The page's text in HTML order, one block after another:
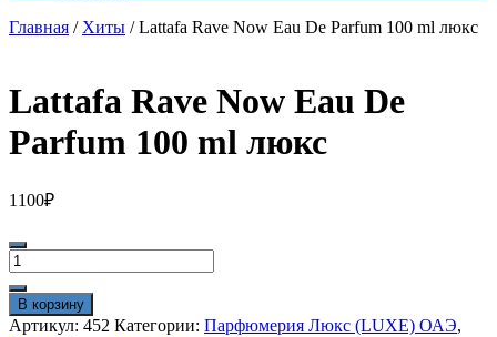
Главная / Хиты / Lattafa Rave Now Eau De Parfum 100 ml люкс
Lattafa Rave Now Eau De
Parfum 100 ml люкс
1100₽
Количество
товара
Lattafa
Rave
В корзину
Артикул: 452 Категории: Парфюмерия Люкс (LUXE) ОАЭ,